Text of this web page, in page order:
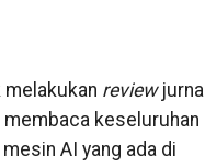
melakukan review jurnal
keseluruhan
AI yang ada di